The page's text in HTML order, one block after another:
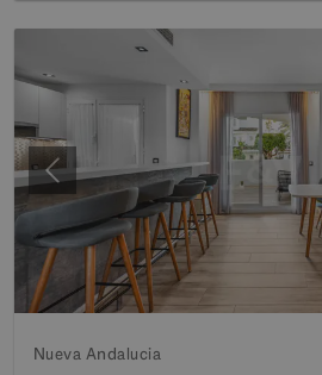
Précédent
Nueva Andalucia